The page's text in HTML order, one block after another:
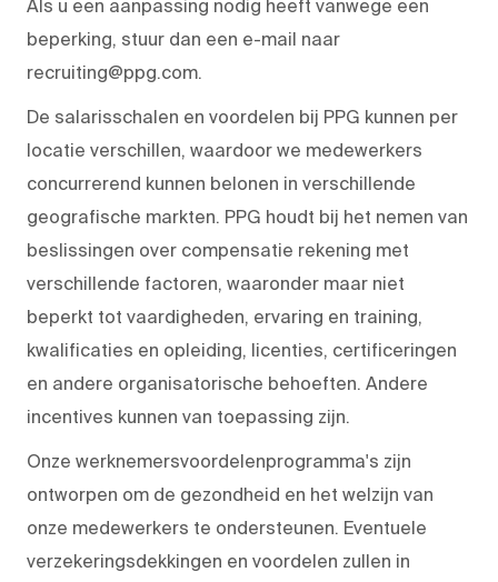
Als u een aanpassing nodig heeft vanwege een
beperking, stuur dan een e-mail naar
recruiting@ppg.com.
De salarisschalen en voordelen bij PPG kunnen per
locatie verschillen, waardoor we medewerkers
concurrerend kunnen belonen in verschillende
geografische markten. PPG houdt bij het nemen van
beslissingen over compensatie rekening met
verschillende factoren, waaronder maar niet
beperkt tot vaardigheden, ervaring en training,
kwalificaties en opleiding, licenties, certificeringen
en andere organisatorische behoeften. Andere
incentives kunnen van toepassing zijn.
Onze werknemersvoordelenprogramma's zijn
ontworpen om de gezondheid en het welzijn van
onze medewerkers te ondersteunen. Eventuele
verzekeringsdekkingen en voordelen zullen in